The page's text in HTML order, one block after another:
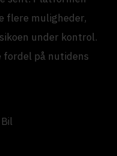
flere muligheder,
under kontrol.
fordel på nutidens